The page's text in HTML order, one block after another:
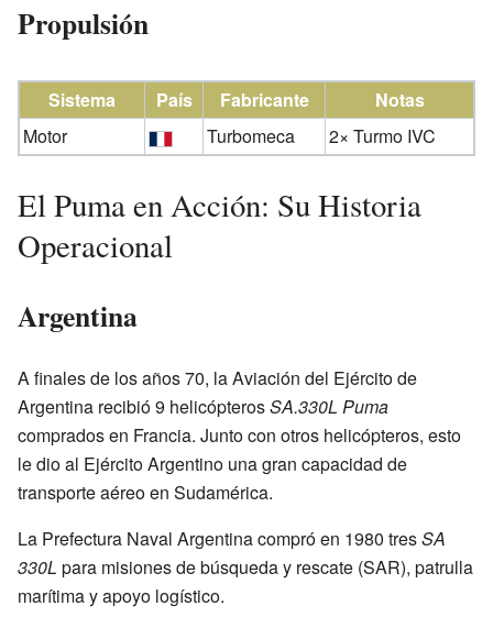
Propulsión
Sistema País Fabricante
Notas
Motor
Turbomeca 2× Turmo IVC
El Puma en Acción: Su Historia
Operacional
Argentina
A finales de los años 70, la Aviación del Ejército de
Argentina recibió 9 helicópterosSA.330L Puma
comprados en Francia. Junto con otros helicópteros, esto
le dio al Ejército Argentino una gran capacidad de
transporte aéreo en Sudamérica.
La Prefectura Naval Argentina compró en 1980 tresSA
330L para misiones de búsqueda y rescate (SAR), patrulla
marítima y apoyo logístico.